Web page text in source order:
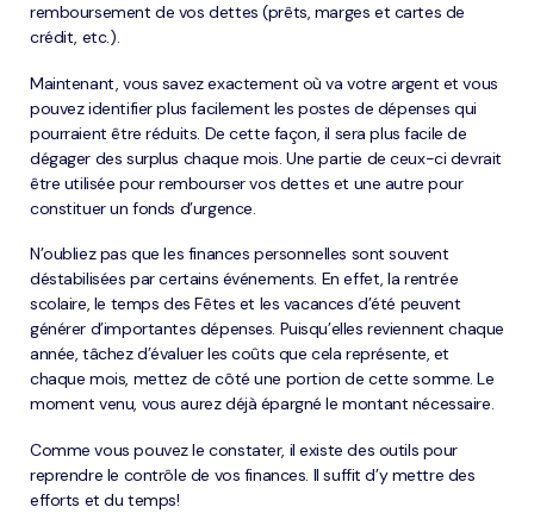
remboursement de vos dettes (prêts, marges et cartes de
crédit, etc.).
Maintenant, vous savez exactement où va votre argent et vous
pouvez identifier plus facilement les postes de dépenses qui
pourraient être réduits. De cette façon, il sera plus facile de
dégager des surplus chaque mois. Une partie de ceux-ci devrait
être utilisée pour rembourser vos dettes et une autre pour
constituer un fonds d’urgence.
N’oubliez pas que les finances personnelles sont souvent
déstabilisées par certains événements. En effet, la rentrée
scolaire, le temps des Fêtes et les vacances d’été peuvent
générer d’importantes dépenses. Puisqu’elles reviennent chaque
année, tâchez d’évaluer les coûts que cela représente, et
chaque mois, mettez de côté une portion de cette somme. Le
moment venu, vous aurez déjà épargné le montant nécessaire.
Comme vous pouvez le constater, il existe des outils pour
reprendre le contrôle de vos finances. Il suffit d’y mettre des
efforts et du temps!